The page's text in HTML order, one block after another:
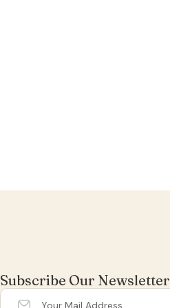
Subscribe Our Newsletter